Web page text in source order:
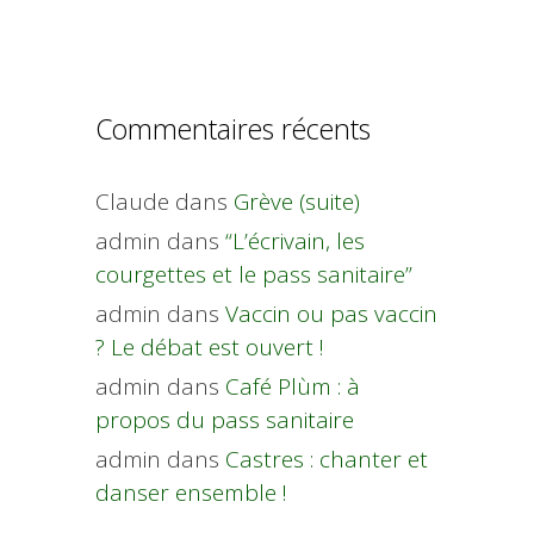
Commentaires récents
Claude dans Grève (suite)
admin dans “L’écrivain, les
courgettes et le pass sanitaire”
admin dans Vaccin ou pas vaccin
? Le débat est ouvert !
admin dans Café Plùm : à
propos du pass sanitaire
admin dans Castres : chanter et
danser ensemble !